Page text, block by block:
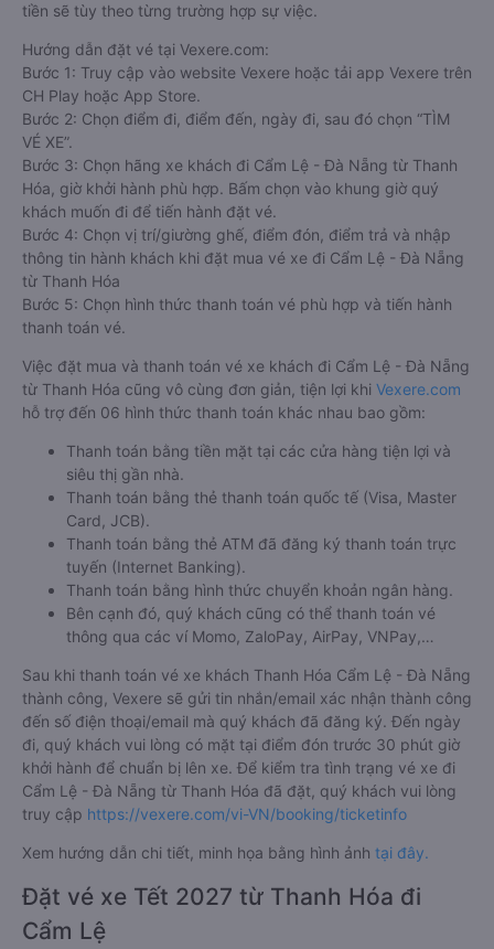
tiền sẽ tùy theo từng trường hợp sự việc.
Hướng dẫn đặt vé tại Vexere.com:
Bước 1: Truy cập vào website Vexere hoặc tải app Vexere trên
CH Play hoặc App Store.
Bước 2: Chọn điểm đi, điểm đến, ngày đi, sau đó chọn “TÌM
VÉ XE”.
Bước 3: Chọn hãng xe khách đi Cẩm Lệ - Đà Nẵng từ Thanh
Hóa, giờ khởi hành phù hợp. Bấm chọn vào khung giờ quý
khách muốn đi để tiến hành đặt vé.
Bước 4: Chọn vị trí/giường ghế, điểm đón, điểm trả và nhập
thông tin hành khách khi đặt mua vé xe đi Cẩm Lệ - Đà Nẵng
từ Thanh Hóa
Bước 5: Chọn hình thức thanh toán vé phù hợp và tiến hành
thanh toán vé.
Việc đặt mua và thanh toán vé xe khách đi Cẩm Lệ - Đà Nẵng
từ Thanh Hóa cũng vô cùng đơn giản, tiện lợi khi Vexere.com
hỗ trợ đến 06 hình thức thanh toán khác nhau bao gồm:
Thanh toán bằng tiền mặt tại các cửa hàng tiện lợi và
siêu thị gần nhà.
Thanh toán bằng thẻ thanh toán quốc tế (Visa, Master
Card, JCB).
Thanh toán bằng thẻ ATM đã đăng ký thanh toán trực
tuyến (Internet Banking).
Thanh toán bằng hình thức chuyển khoản ngân hàng.
Bên cạnh đó, quý khách cũng có thể thanh toán vé
thông qua các ví Momo, ZaloPay, AirPay, VNPay,…
Sau khi thanh toán vé xe khách Thanh Hóa Cẩm Lệ - Đà Nẵng
thành công, Vexere sẽ gửi tin nhắn/email xác nhận thành công
đến số điện thoại/email mà quý khách đã đăng ký. Đến ngày
đi, quý khách vui lòng có mặt tại điểm đón trước 30 phút giờ
khởi hành để chuẩn bị lên xe. Để kiểm tra tình trạng vé xe đi
Cẩm Lệ - Đà Nẵng từ Thanh Hóa đã đặt, quý khách vui lòng
truy cập https://vexere.com/vi-VN/booking/ticketinfo
Xem hướng dẫn chi tiết, minh họa bằng hình ảnh tại đây.
Đặt vé xe Tết 2027 từ Thanh Hóa đi
Cẩm Lệ